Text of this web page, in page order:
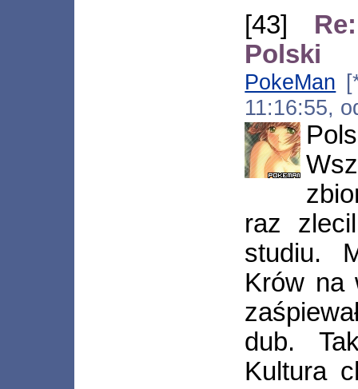
[43]
Polski
PokeMan
11:16:55,
raz
studiu.
Krów na
dub.
Kultura